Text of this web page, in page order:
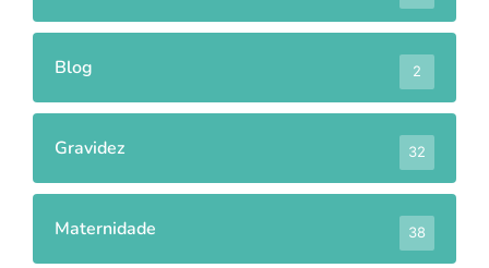
Blog 2
Gravidez 32
Maternidade 38